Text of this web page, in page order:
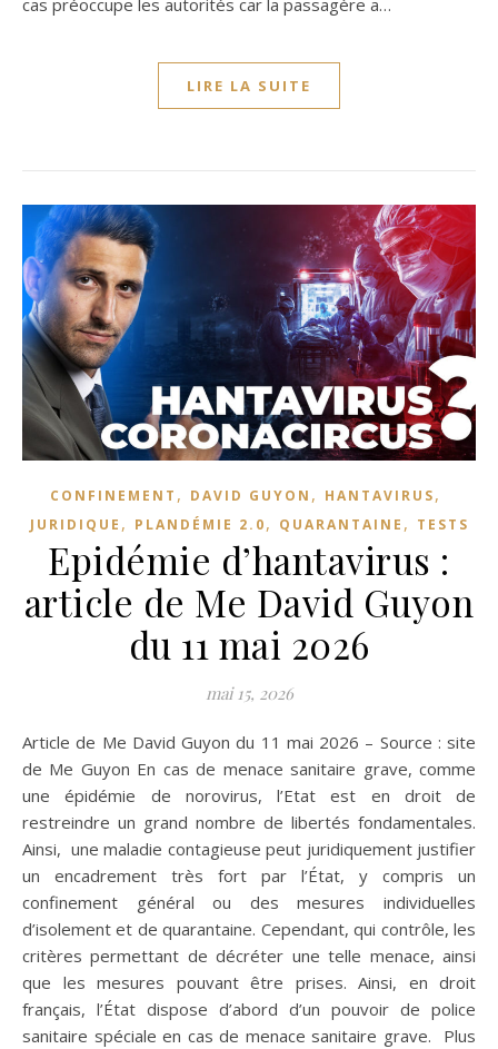
cas préoccupe les autorités car la passagère a…
LIRE LA SUITE
CONFINEMENT , DAVID GUYON , HANTAVIRUS,
JURIDIQUE , PLANDÉMIE 2.0, QUARANTAINE , TESTS
Epidémie d’hantavirus :
article de Me David Guyon
du 11 mai 2026
mai 15, 2026
Article de Me David Guyon du 11 mai 2026 – Source : site
de Me Guyon En cas de menace sanitaire grave, comme
une épidémie de norovirus, l’Etat est en droit de
restreindre un grand nombre de libertés fondamentales.
Ainsi, une maladie contagieuse peut juridiquement justifier
un encadrement très fort par l’État, y compris un
confinement général ou des mesures individuelles
d’isolement et de quarantaine. Cependant, qui contrôle, les
critères permettant de décréter une telle menace, ainsi
que les mesures pouvant être prises. Ainsi, en droit
français, l’État dispose d’abord d’un pouvoir de police
sanitaire spéciale en cas de menace sanitaire grave. Plus